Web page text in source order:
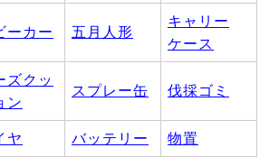
ーカー 五月人形
キャリー
ケース
ズクッ
ン
スプレー缶 伐採ゴミ
ヤ バッテリー 物置